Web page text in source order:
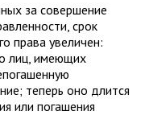
за совершение
срок
права увеличен:
лиц, имеющих
теперь оно длится
или погашения